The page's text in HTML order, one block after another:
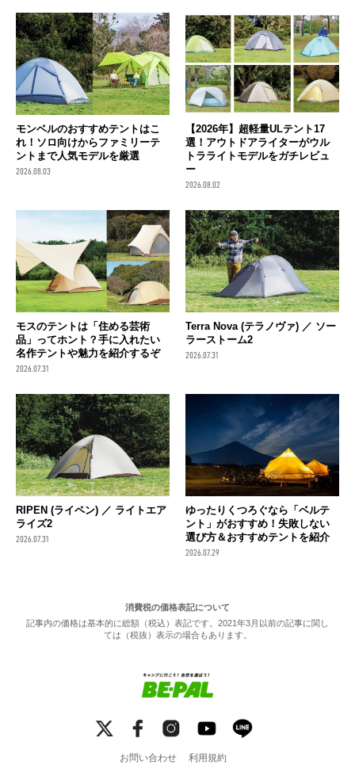
モンベルのおすすめテントはこ
れ！ソロ向けからファミリーテ
ントまで人気モデルを厳選
2026.08.03
【2026年】超軽量ULテント17
選！アウトドアライターがウル
トラライトモデルをガチレビュ
ー
2026.08.02
モスのテントは「住める芸術
品」ってホント？手に入れたい
名作テントや魅力を紹介するぞ
2026.07.31
Terra Nova (テラノヴァ) ／ ソー
ラーストーム2
2026.07.31
RIPEN (ライペン) ／ ライトエア
ライズ2
2026.07.31
ゆったりくつろぐなら「ベルテ
ント」がおすすめ！失敗しない
選び方＆おすすめテントを紹介
2026.07.29
消費税の価格表記について
記事内の価格は基本的に総額（税込）表記です。2021年3月以前の記事に関し
ては（税抜）表示の場合もあります。
お問い合わせ 利用規約